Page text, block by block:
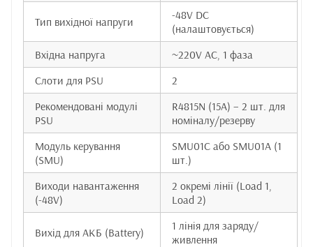
Тип вихідної напруги
-48V DC
(налаштовується)
Вхідна напруга
~220V AC, 1 фаза
Слоти для PSU
2
Рекомендовані модулі
PSU
R4815N (15A) – 2 шт. для
номіналу/резерву
Модуль керування
(SMU)
SMU01C або SMU01A (1
шт.)
Виходи навантаження
(-48V)
2 окремі лінії (Load 1,
Load 2)
Вихід для АКБ (Battery)
1 лінія для заряду/
живлення